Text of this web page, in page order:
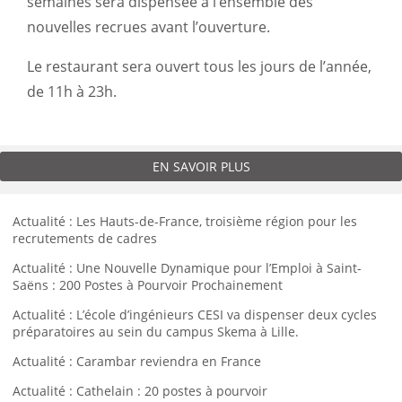
nouvelles recrues avant l’ouverture.
Le restaurant sera ouvert tous les jours de l’année,
de 11h à 23h.
EN SAVOIR PLUS
Actualité : Les Hauts-de-France, troisième région pour les
recrutements de cadres
Actualité : Une Nouvelle Dynamique pour l’Emploi à Saint-
Saëns : 200 Postes à Pourvoir Prochainement
Actualité : L’école d’ingénieurs CESI va dispenser deux cycles
préparatoires au sein du campus Skema à Lille.
Actualité : Carambar reviendra en France
Actualité : Cathelain : 20 postes à pourvoir